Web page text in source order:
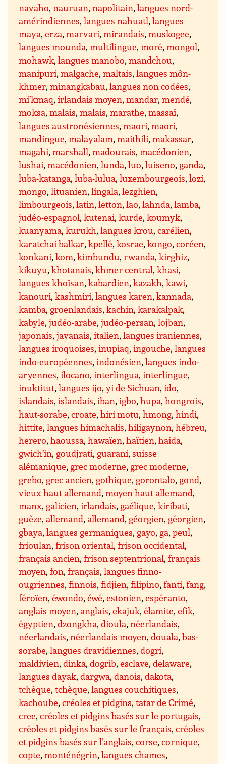
navaho,nauruan,napolitain,langues nord-
amérindiennes,langues nahuatl,langues
maya,erza,marvari,mirandais,muskogee,
langues mounda,multilingue,moré,mongol,
mohawk,langues manobo,mandchou,
manipuri,malgache,maltais,langues môn-
khmer,minangkabau,langues non codées,
mi’kmaq,irlandais moyen,mandar,mendé,
moksa,malais,malais,marathe,massaï,
langues austronésiennes,maori,maori,
mandingue,malayalam,maithili,makassar,
magahi,marshall,madourais,macédonien,
lushai,macédonien,lunda,luo,luiseno, ganda,
luba-katanga,luba-lulua,luxembourgeois,lozi,
mongo,lituanien,lingala,lezghien,
limbourgeois,latin,letton,lao,lahnda,lamba,
judéo-espagnol,kutenai,kurde,koumyk,
kuanyama,kurukh,langues krou,carélien,
karatchai balkar,kpellé,kosrae,kongo,coréen,
konkani,kom,kimbundu,rwanda,kirghiz,
kikuyu,khotanais,khmer central,khasi,
langues khoïsan,kabardien,kazakh,kawi,
kanouri,kashmiri,langues karen,kannada,
kamba, groenlandais,kachin,karakalpak,
kabyle,judéo-arabe,judéo-persan,lojban,
japonais,javanais,italien,langues iraniennes,
langues iroquoises,inupiaq,ingouche,langues
indo-européennes,indonésien,langues indo-
aryennes,ilocano,interlingua,interlingue,
inuktitut,langues ijo,yi de Sichuan,ido,
islandais,islandais,iban,igbo,hupa,hongrois,
haut-sorabe,croate,hiri motu,hmong,hindi,
hittite,langues himachalis,hiligaynon,hébreu,
herero,haoussa,hawaïen,haïtien,haida,
gwich’in, goudjrati, guarani,suisse
alémanique, grec moderne, grec moderne,
grebo, grec ancien, gothique, gorontalo, gond,
vieux haut allemand,moyen haut allemand,
manx, galicien,irlandais, gaélique,kiribati,
guèze,allemand,allemand, géorgien, géorgien,
gbaya,langues germaniques, gayo, ga,peul,
frioulan,frison oriental,frison occidental,
français ancien,frison septentrional,français
moyen,fon,français,langues finno-
ougriennes,finnois,fidjien,filipino,fanti,fang,
féroïen,éwondo,éwé,estonien,espéranto,
anglais moyen,anglais,ekajuk,élamite,efik,
égyptien,dzongkha,dioula,néerlandais,
néerlandais,néerlandais moyen,douala,bas-
sorabe,langues dravidiennes,dogri,
maldivien,dinka,dogrib,esclave,delaware,
langues dayak,dargwa,danois,dakota,
tchèque,tchèque,langues couchitiques,
kachoube,créoles et pidgins,tatar de Crimé,
cree,créoles et pidgins basés sur le portugais,
créoles et pidgins basés sur le français,créoles
et pidgins basés sur l’anglais,corse,cornique,
copte,monténégrin,langues chames,